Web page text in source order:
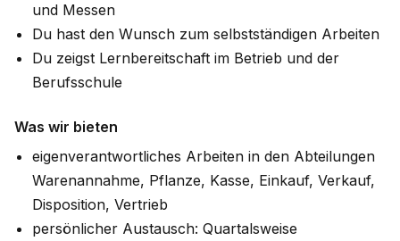
und Messen
Du hast den Wunsch zum selbstständigen Arbeiten
Du zeigst Lernbereitschaft im Betrieb und der
Berufsschule
Was wir bieten
eigenverantwortliches Arbeiten in den Abteilungen
Warenannahme, Pflanze, Kasse, Einkauf, Verkauf,
Disposition, Vertrieb
persönlicher Austausch: Quartalsweise